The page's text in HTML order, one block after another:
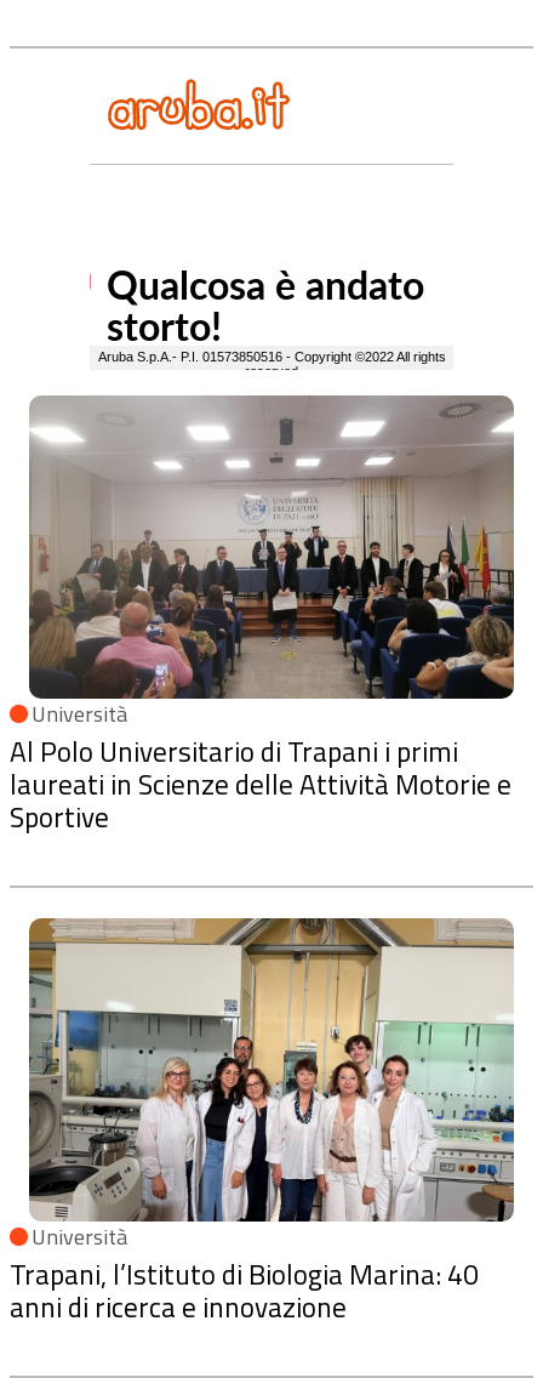
Università
Al Polo Universitario di Trapani i primi
laureati in Scienze delle Attività Motorie e
Sportive
Università
Trapani, l’Istituto di Biologia Marina: 40
anni di ricerca e innovazione